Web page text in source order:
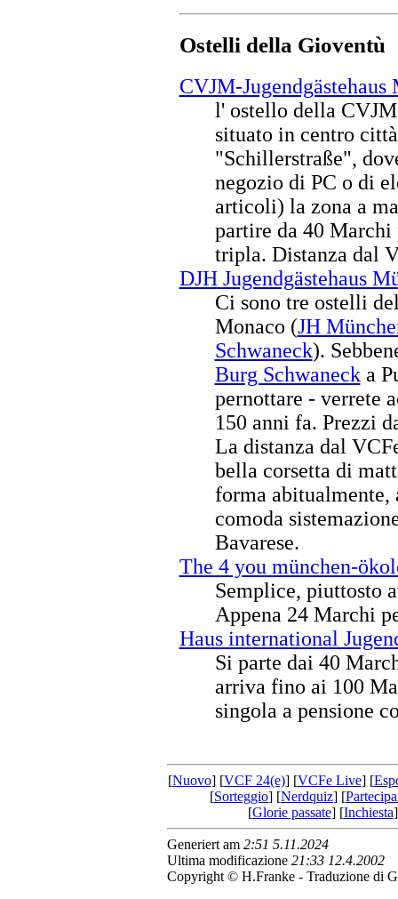
Ostelli della Gioventù
CVJM-Jugendgästehaus
l' ostello della
situato in centro
"Schillerstraße",
negozio di PC o di
articoli) la zona a
partire da 40 Marchi
tripla. Distanza dal
DJH Jugendgästehaus
Ci sono tre ostelli
Monaco (JH
Schwaneck).
Burg Schwanecka
pernottare - verrete
150 anni fa. Prezzi
La distanza dal
bella corsetta di
forma
comoda
Bavarese.
The 4 you münchen-
Semplice, piuttosto
Appena 24 Marchi
Haus international
Si parte dai 40
arriva fino ai 100
singola a pensione
[Nuovo] [VCF 24(e)] [VCFe Live] [
[Sorteggio] [Nerdquiz] [
[Glorie passate] [Inchiesta
Generiert am 2:51 5.11.2024
Ultima modificazione 21:33 12.4.2002
Copyright © H.Franke - Traduzione di